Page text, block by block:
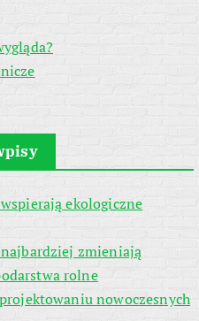
ekologiczne
zmieniają
rolne
nowoczesnych